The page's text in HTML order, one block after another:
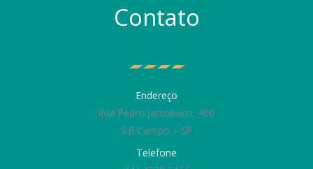
Contato
Endereço
Rua Pedro Jaccobucci, 400
S.B.Campo – SP
Telefone